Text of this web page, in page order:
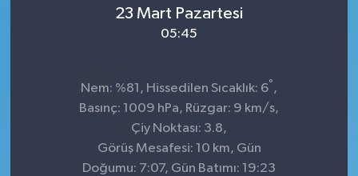
23 Mart Pazartesi
05:45
Nem: %81, Hissedilen Sıcaklık: 6° ,
Basınç: 1009 hPa, Rüzgar: 9 km/s,
Çiy Noktası: 3.8,
Görüş Mesafesi: 10 km, Gün
Doğumu: 7:07, Gün Batımı: 19:23
POLİTİKA
RÖPORTAJ